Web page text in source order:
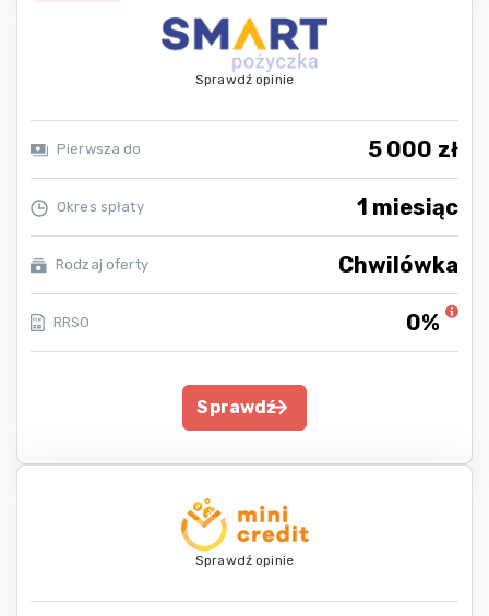
Sprawdź opinie
Pierwsza do 5 000 zł
Okres spłaty 1 miesiąc
Rodzaj oferty Chwilówka
RRSO 0%
Sprawdź
Sprawdź opinie